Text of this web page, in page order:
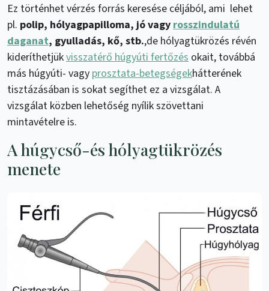
Ez történhet vérzés forrás keresése céljából, ami lehet
pl. polip, hólyagpapilloma, jó vagy rosszindulatú
daganat, gyulladás, kő, stb.,de hólyagtükrözés révén
kideríthetjükvisszatérő húgyúti fertőzés okait, továbbá
más húgyúti- vagy prosztata-betegségekhátterének
tisztázásában is sokat segíthet ez a vizsgálat. A
vizsgálat közben lehetőség nyílik szövettani
mintavételre is.
A húgycső-és hólyagtükrözés
menete